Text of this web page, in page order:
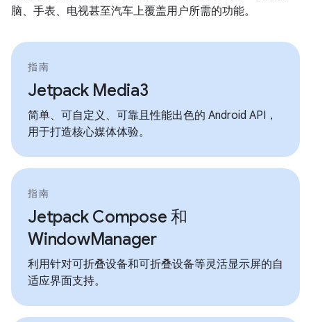
脑、手表、电视甚至汽车上覆盖用户所需的功能。
指南
Jetpack Media3
简单、可自定义、可靠且性能出色的 Android API，
用于打造核心媒体体验。
指南
Jetpack Compose 和
WindowManager
利用针对可折叠设备和可折叠设备等灵活显示屏的自
适应界面支持。